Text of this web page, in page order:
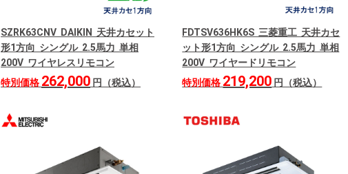
SZRK63CNV DAIKIN 天井カセット
形1方向 シングル 2.5馬力 単相
200V ワイヤレスリモコン
特別価格 262,000 円（税込）
FDTSV636HK6S 三菱重工 天井カセ
ット形1方向 シングル 2.5馬力 単相
200V ワイヤードリモコン
特別価格 219,200 円（税込）